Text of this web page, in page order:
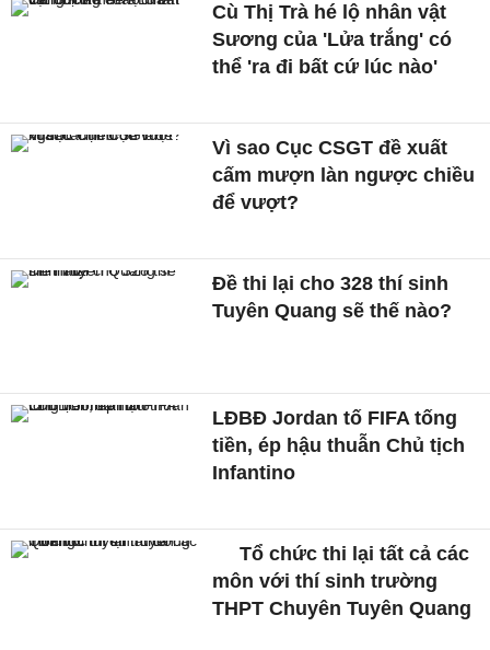
Cù Thị Trà hé lộ nhân vật
Sương của 'Lửa trắng' có
thể 'ra đi bất cứ lúc nào'
Vì sao Cục CSGT đề xuất
cấm mượn làn ngược chiều
để vượt?
Đề thi lại cho 328 thí sinh
Tuyên Quang sẽ thế nào?
LĐBĐ Jordan tố FIFA tống
tiền, ép hậu thuẫn Chủ tịch
Infantino
Tổ chức thi lại tất cả các
môn với thí sinh trường
THPT Chuyên Tuyên Quang